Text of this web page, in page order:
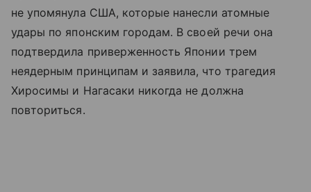
не упомянула США, которые нанесли атомные
удары по японским городам. В своей речи она
подтвердила приверженность Японии трем
неядерным принципам и заявила, что трагедия
Хиросимы и Нагасаки никогда не должна
повториться.